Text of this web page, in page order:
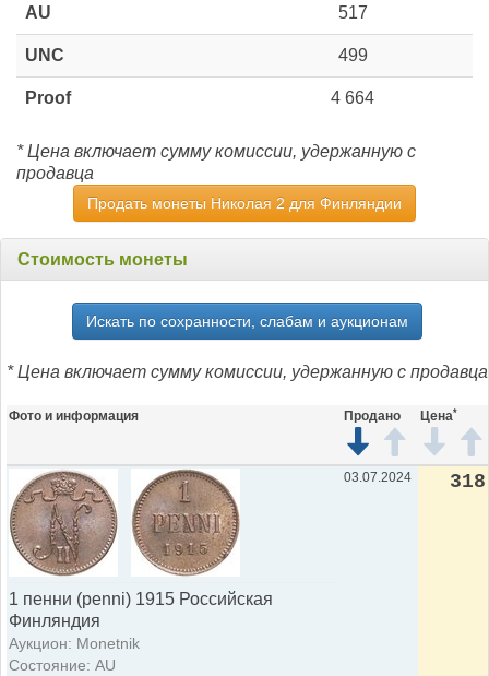
AU 517
UNC 499
Proof 4 664
* Цена включает сумму комиссии, удержанную с
продавца
Продать монеты Николая 2 для Финляндии
Стоимость монеты
Искать по сохранности, слабам и аукционам
* Цена включает сумму комиссии, удержанную с продавца
Фото и информация Продано Цена*
1 пенни (penni) 1915 Российская
Финляндия
Аукцион: Monetnik
Состояние: AU
03.07.2024 318